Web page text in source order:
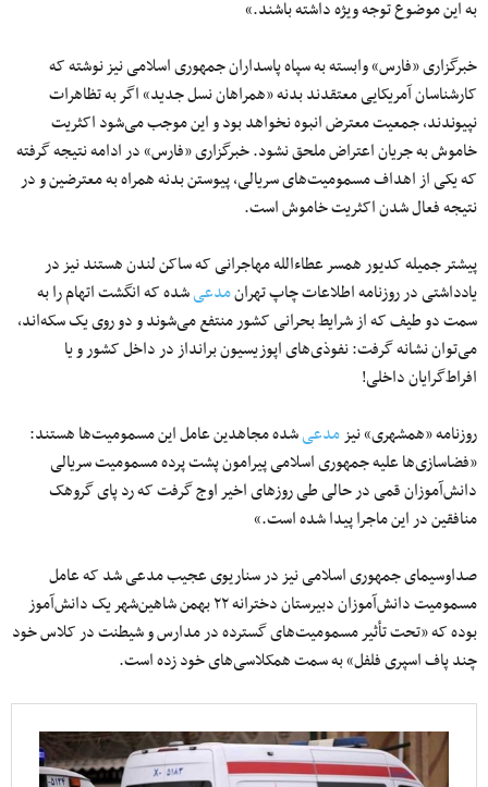
به این موضوع توجه ویژه داشته باشند.»
خبرگزاری «فارس» وابسته به سپاه پاسداران جمهوری اسلامی نیز نوشته که
کارشناسان آمریکایی معتقدند بدنه «همراهان نسل جدید» اگر به تظاهرات
نپیوندند، جمعیت معترض انبوه نخواهد بود و این موجب می‌شود اکثریت
خاموش به جریان اعتراض ملحق نشود. خبرگزاری «فارس» در ادامه نتیجه گرفته
که یکی از اهداف مسمومیت‌های سریالی، پیوستن بدنه همراه به معترضین و در
نتیجه فعال شدن اکثریت خاموش است.
پیشتر جمیله کدیور همسر عطاءالله مهاجرانی که ساکن لندن هستند نیز در
یادداشتی در روزنامه اطلاعات چاپ تهرانمدعیشده که انگشت اتهام را به
سمت دو طیف که از شرایط بحرانی کشور منتفع می‌شوند و دو روی یک سکه‌اند،
می‌توان نشانه گرفت: نفوذی‌های اپوزیسیون برانداز در داخل کشور و یا
افراط‌گرایان داخلی!
روزنامه «همشهری» نیزمدعیشده مجاهدین عامل این مسمومیت‌ها هستند:
«فضاسازی‌ها علیه جمهوری‌ اسلامی پیرامون پشت‌ پرده مسمومیت سریالی
دانش‌آموزان قمی در حالی طی روزهای اخیر اوج گرفت که رد پای گروهک
منافقین در این ماجرا پیدا شده است.»
صداوسیمای جمهوری اسلامی نیز در سناریوی عجیب مدعی شد که عامل
مسمومیت دانش‌آموزان دبیرستان دخترانه ۲۲ بهمن شاهین‌شهر یک دانش‌آموز
بوده که «تحت تأثیر مسمومیت‌های گسترده در مدارس و شیطنت در کلاس خود
چند پاف اسپری فلفل» به سمت همکلاسی‌های خود زده است.